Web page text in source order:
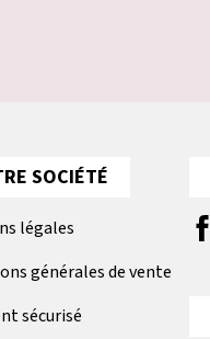
SOCIÉTÉ
légales
générales de vente
sécurisé